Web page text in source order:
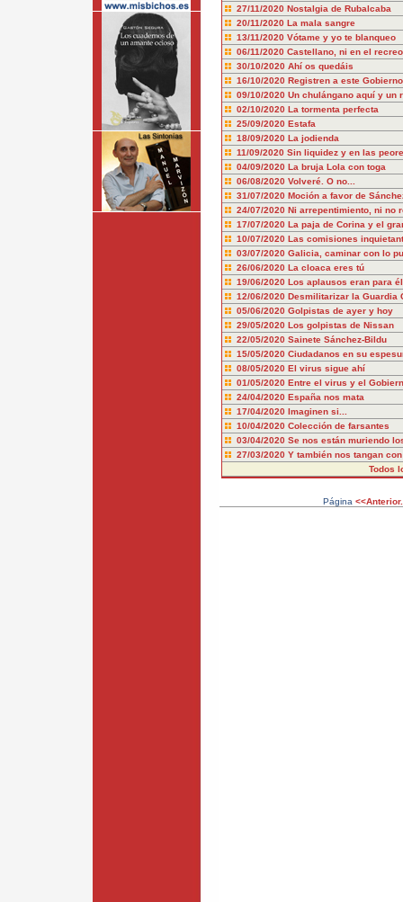
27/11/2020 Nostalgia de Rubalcaba
20/11/2020 La mala sangre
13/11/2020 Vótame y yo te blanqueo
06/11/2020 Castellano, ni en el recreo
30/10/2020 Ahí os quedáis
16/10/2020 Registren a este Gobierno
09/10/2020 Un chulángano aquí y un
02/10/2020 La tormenta perfecta
25/09/2020 Estafa
18/09/2020 La jodienda
11/09/2020 Sin liquidez y en las
04/09/2020 La bruja Lola con toga
06/08/2020 Volveré. O no...
31/07/2020 Moción a favor de
24/07/2020 Ni arrepentimiento, ni no
17/07/2020 La paja de Corina y el
10/07/2020 Las comisiones
03/07/2020 Galicia, caminar con lo
26/06/2020 La cloaca eres tú
19/06/2020 Los aplausos eran para él
12/06/2020 Desmilitarizar la Guardia
05/06/2020 Golpistas de ayer y hoy
29/05/2020 Los golpistas de Nissan
22/05/2020 Sainete Sánchez-Bildu
15/05/2020 Ciudadanos en su
08/05/2020 El virus sigue ahí
01/05/2020 Entre el virus y el
24/04/2020 España nos mata
17/04/2020 Imaginen si...
10/04/2020 Colección de farsantes
03/04/2020 Se nos están muriendo
27/03/2020 Y también nos tangan
Todos
Página